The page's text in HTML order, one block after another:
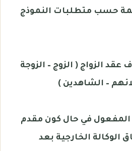
حسب متطلبات النموذج
عقد الزواج ( الزوج – الزوجة
– الشاهدين )
المفعول في حال كون مقدم
الوكالة الخارجية بعد